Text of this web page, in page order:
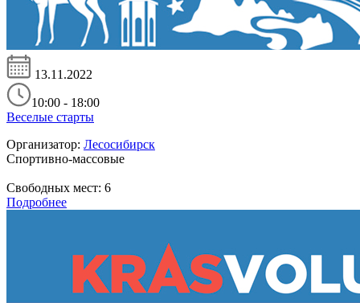
13.11.2022
10:00 - 18:00
Веселые старты
Организатор: Лесосибирск
Спортивно-массовые
Свободных мест: 6
Подробнее